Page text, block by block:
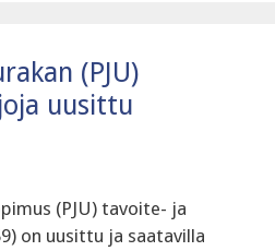
(PJU)
uusittu
(PJU) tavoite- ja
on uusittu ja saatavilla